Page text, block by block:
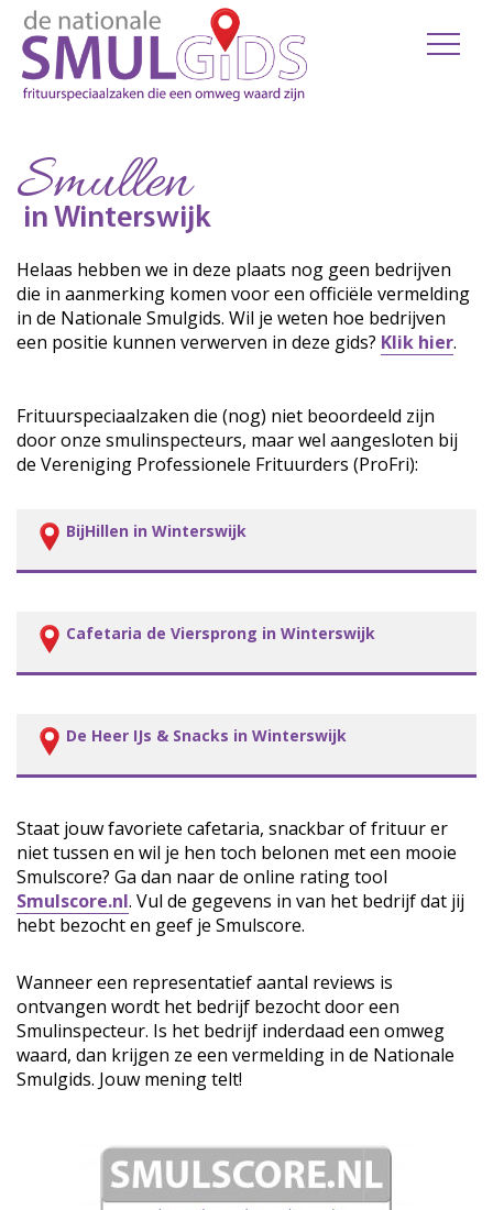
Smullen
in Winterswijk
Helaas hebben we in deze plaats nog geen bedrijven
die in aanmerking komen voor een officiële vermelding
in de Nationale Smulgids. Wil je weten hoe bedrijven
een positie kunnen verwerven in deze gids? Klik hier.
Frituurspeciaalzaken die (nog) niet beoordeeld zijn
door onze smulinspecteurs, maar wel aangesloten bij
de Vereniging Professionele Frituurders (ProFri):
BijHillen in Winterswijk
Cafetaria de Viersprong in Winterswijk
De Heer IJs & Snacks in Winterswijk
Staat jouw favoriete cafetaria, snackbar of frituur er
niet tussen en wil je hen toch belonen met een mooie
Smulscore? Ga dan naar de online rating tool
Smulscore.nl. Vul de gegevens in van het bedrijf dat jij
hebt bezocht en geef je Smulscore.
Wanneer een representatief aantal reviews is
ontvangen wordt het bedrijf bezocht door een
Smulinspecteur. Is het bedrijf inderdaad een omweg
waard, dan krijgen ze een vermelding in de Nationale
Smulgids. Jouw mening telt!